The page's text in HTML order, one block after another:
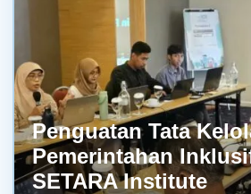
Penguatan Tata
Pemerintahan
SETARA Institute